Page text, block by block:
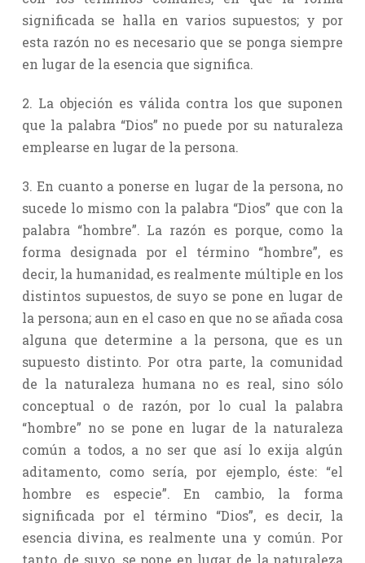
significada se halla en varios supuestos; y por
esta razón no es necesario que se ponga siempre
en lugar de la esencia que significa.
2. La objeción es válida contra los que suponen
que la palabra “Dios” no puede por su naturaleza
emplearse en lugar de la persona.
3. En cuanto a ponerse en lugar de la persona, no
sucede lo mismo con la palabra “Dios” que con la
palabra “hombre”. La razón es porque, como la
forma designada por el término “hombre”, es
decir, la humanidad, es realmente múltiple en los
distintos supuestos, de suyo se pone en lugar de
la persona; aun en el caso en que no se añada cosa
alguna que determine a la persona, que es un
supuesto distinto. Por otra parte, la comunidad
de la naturaleza humana no es real, sino sólo
conceptual o de razón, por lo cual la palabra
“hombre” no se pone en lugar de la naturaleza
común a todos, a no ser que así lo exija algún
aditamento, como sería, por ejemplo, éste: “el
hombre es especie”. En cambio, la forma
significada por el término “Dios”, es decir, la
esencia divina, es realmente una y común. Por
tanto, de suyo, se pone en lugar de la naturaleza